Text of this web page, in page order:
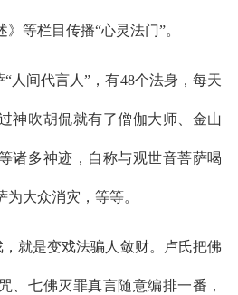
》等栏目传播“心灵法门”。
“人间代言人”，有48个法身，每天
神吹胡侃就有了僧伽大师、金山
诸多神迹，自称与观世音菩萨喝
大众消灾，等等。
就是变戏法骗人敛财。卢氏把佛
、七佛灭罪真言随意编排一番，